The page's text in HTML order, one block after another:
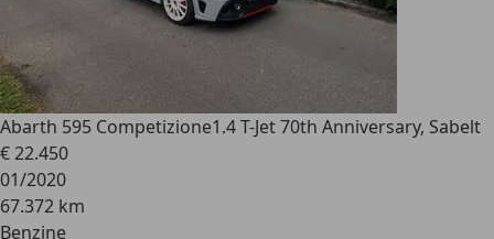
Abarth 595 Competizione1.4 T-Jet 70th Anniversary, Sabelt
€ 22.450
01/2020
67.372 km
Benzine